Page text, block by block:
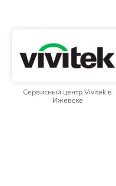
Сервисный центр Vivitek в
Ижевске